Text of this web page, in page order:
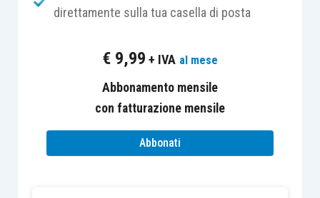
calcolati sul lordo);
dichiarazione annuale, della provvista per
ravvederegli versamenti omessi.
ha avvallato tale possibilità
direttamente sulla tua casella di posta
€ 9,99 + IVA al mese
Abbonamento mensile
con fatturazione mensile
Abbonati